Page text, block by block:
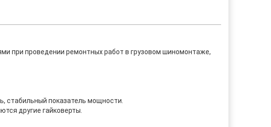
при проведении ремонтных работ в грузовом шиномонтаже,
стабильный показатель мощности.
другие гайковерты.